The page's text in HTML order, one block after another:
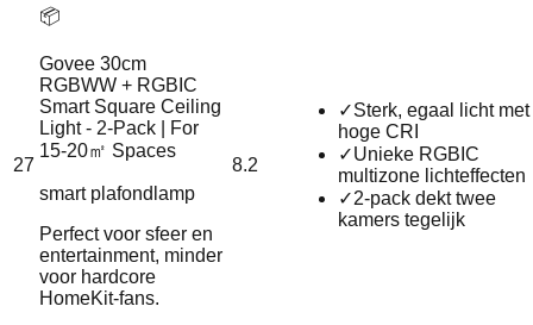
27
📦
Govee 30cm
RGBWW + RGBIC
Smart Square Ceiling
Light - 2-Pack | For
15-20㎡ Spaces
smart plafondlamp
Perfect voor sfeer en
entertainment, minder
voor hardcore
HomeKit-fans.
8.2
✓Sterk, egaal licht met
hoge CRI
✓Unieke RGBIC
multizone lichteffecten
✓2-pack dekt twee
kamers tegelijk